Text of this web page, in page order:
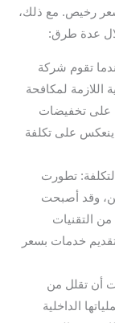
رخيص. مع ذلك،
عدة طرق:
تقوم شركة
اللازمة لمكافحة
على تخفيضات
ينعكس على تكلفة
تطورت
وقد أصبحت
من التقنيات
تقديم خدمات بسعر
أن تقلل من
الداخلية